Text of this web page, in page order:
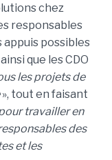
chez
responsables
appuis possibles
que les CDO
les projets de
», tout en faisant
travailler en
des
et les